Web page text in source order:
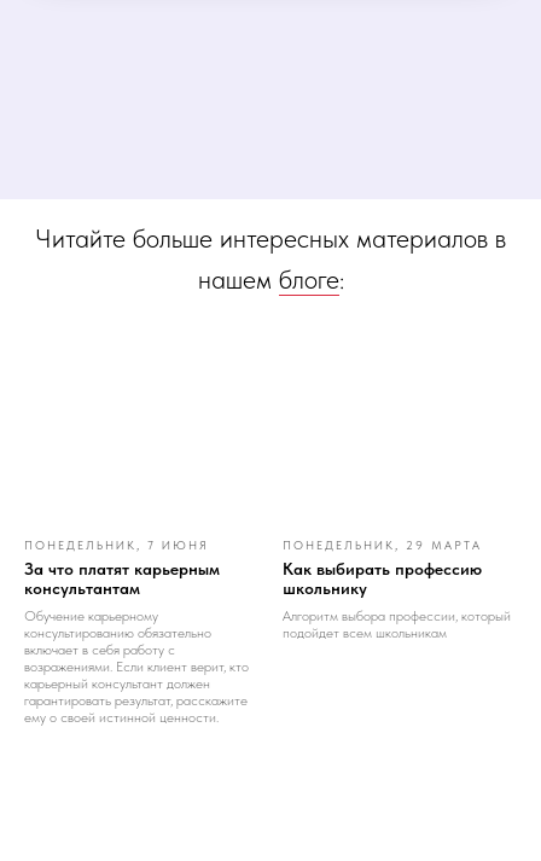
Читайте больше интересных материалов в
нашем блоге:
ПОНЕДЕЛЬНИК, 7 ИЮНЯ
За что платят карьерным
консультантам
Обучение карьерному
консультированию обязательно
включает в себя работу с
возражениями. Если клиент верит, кто
карьерный консультант должен
гарантировать результат, расскажите
ему о своей истинной ценности.
ПОНЕДЕЛЬНИК, 29 МАРТА
Как выбирать профессию
школьнику
Алгоритм выбора профессии, который
подойдет всем школьникам